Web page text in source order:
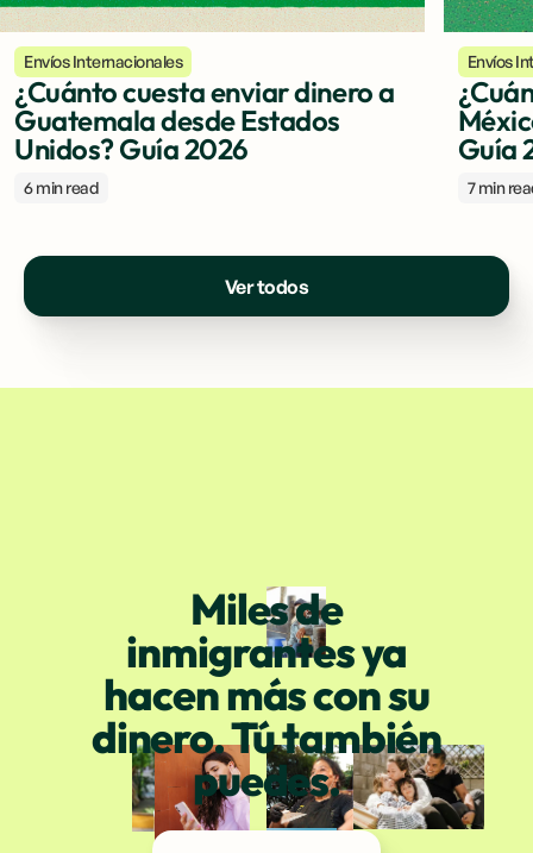
Envíos Internacionales
¿Cuánto cuesta enviar dinero a
Guatemala desde Estados
Unidos? Guía 2026
6 min read
Envíos
Guía
7 min
Ver todos
Miles de
inmigrantes ya
hacen más con su
dinero. Tú también
puedes.